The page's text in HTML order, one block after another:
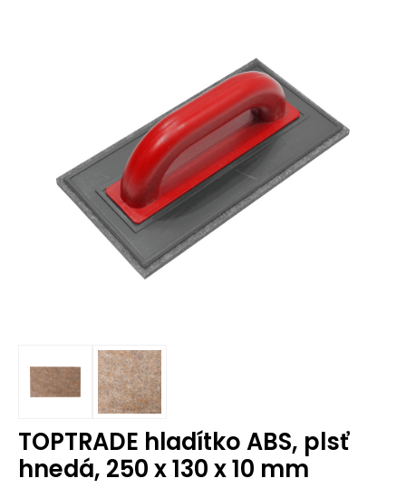
TOPTRADE hladítko ABS, plsť
hnedá, 250 x 130 x 10 mm